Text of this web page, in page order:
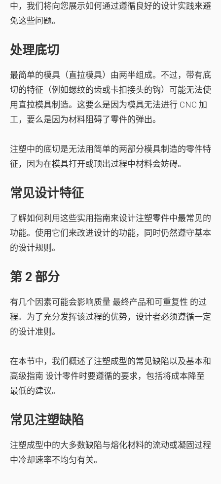
中，我们将向您展示如何通过遵循良好的设计实践来避
免这些问题。
处理底切
最简单的模具（直拉模具）由两半组成。不过，带有底
切的特征（例如螺纹的齿或卡扣接头的钩）可能无法使
用直拉模具制造。这要么是因为模具无法进行 CNC 加
工，要么是因为材料阻碍了零件的弹出。
注塑中的底切是无法用简单的两部分模具制造的零件特
征，因为在模具打开或顶出过程中材料会妨碍。
常见设计特征
了解如何利用这些实用指南来设计注塑零件中最常见的
功能。使用它们来改进设计的功能，同时仍然遵守基本
的设计规则。
第 2 部分
有几个因素可能会影响质量 最终产品和 可重复性 的过
程。为了充分发挥该过程的优势，设计者必须遵循一定
的设计准则。
在本节中，我们概述了注塑成型的常见缺陷以及基本和
高级指南 设计零件时要遵循的要求，包括将成本降至
最低的建议。
常见注塑缺陷
注塑成型中的大多数缺陷与熔化材料的流动或凝固过程
中冷却速率不均匀有关。